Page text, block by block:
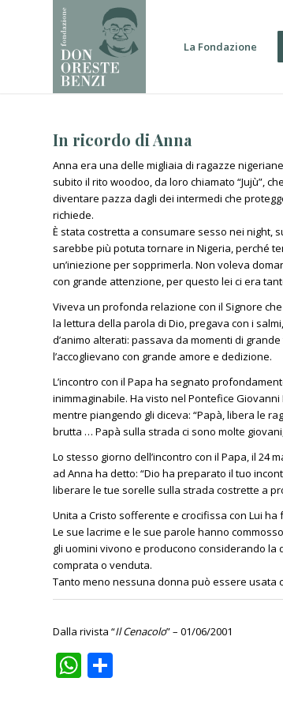
La Fondazione
In ricordo di Anna
Anna era una delle migliaia di ragazze
subito il rito woodoo, da loro chiamato “Jujù”,
diventare pazza dagli dei intermedi che
richiede.
È stata costretta a consumare sesso nei night,
sarebbe più potuta tornare in Nigeria, perché
un’iniezione per sopprimerla. Non voleva
con grande attenzione, per questo lei ci era
Viveva un profonda relazione con il Signore
la lettura della parola di Dio, pregava con i
d’animo alterati: passava da momenti di
l’accoglievano con grande amore e dedizione.
L’incontro con il Papa ha segnato
inimmaginabile. Ha visto nel Pontefice
mentre piangendo gli diceva: “Papà, libera le
brutta … Papà sulla strada ci sono molte
Lo stesso giorno dell’incontro con il Papa, il 24
ad Anna ha detto: “Dio ha preparato il tuo
liberare le tue sorelle sulla strada costrette a
Unita a Cristo sofferente e crocifissa con Lui
Le sue lacrime e le sue parole hanno
gli uomini vivono e producono considerando
comprata o venduta.
Tanto meno nessuna donna può essere usata
Dalla rivista “Il Cenacolo” – 01/06/2001
WhatsApp